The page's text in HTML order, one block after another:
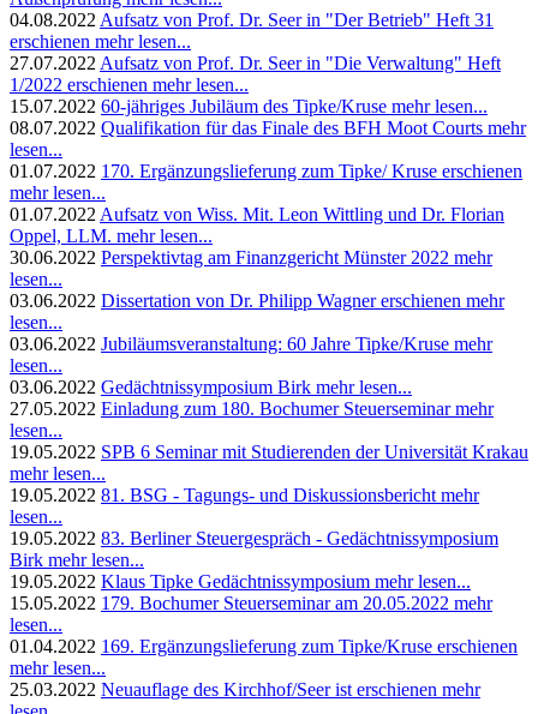
04.08.2022 Aufsatz von Prof. Dr. Seer in "Der Betrieb" Heft 31
erschienen mehr lesen...
27.07.2022 Aufsatz von Prof. Dr. Seer in "Die Verwaltung" Heft
1/2022 erschienen mehr lesen...
15.07.2022 60-jähriges Jubiläum des Tipke/Kruse mehr lesen...
08.07.2022 Qualifikation für das Finale des BFH Moot Courts mehr
lesen...
01.07.2022 170. Ergänzungslieferung zum Tipke/ Kruse erschienen
mehr lesen...
01.07.2022 Aufsatz von Wiss. Mit. Leon Wittling und Dr. Florian
Oppel, LLM. mehr lesen...
30.06.2022 Perspektivtag am Finanzgericht Münster 2022 mehr
lesen...
03.06.2022 Dissertation von Dr. Philipp Wagner erschienen mehr
lesen...
03.06.2022 Jubiläumsveranstaltung: 60 Jahre Tipke/Kruse mehr
lesen...
03.06.2022 Gedächtnissymposium Birk mehr lesen...
27.05.2022 Einladung zum 180. Bochumer Steuerseminar mehr
lesen...
19.05.2022 SPB 6 Seminar mit Studierenden der Universität Krakau
mehr lesen...
19.05.2022 81. BSG - Tagungs- und Diskussionsbericht mehr
lesen...
19.05.2022 83. Berliner Steuergespräch - Gedächtnissymposium
Birk mehr lesen...
19.05.2022 Klaus Tipke Gedächtnissymposium mehr lesen...
15.05.2022 179. Bochumer Steuerseminar am 20.05.2022 mehr
lesen...
01.04.2022 169. Ergänzungslieferung zum Tipke/Kruse erschienen
mehr lesen...
25.03.2022 Neuauflage des Kirchhof/Seer ist erschienen mehr